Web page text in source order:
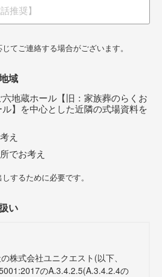
てご連絡する場合がございます。
域
地蔵ホール【旧：家族葬のらくお
】を中心とした近隣の式場資料を
え
でお考え
するために必要です。
い
株式会社ユニクエスト(以下、
のA.3.4.2.5(A.3.4.2.4の